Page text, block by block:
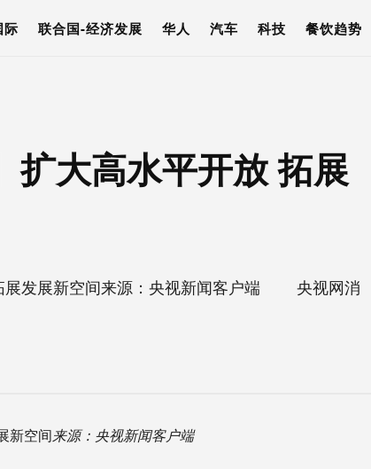
际 联合国-经济发展 华人 汽车 科技 餐饮趋势
扩大高水平开放 拓展
展发展新空间来源：央视新闻客户端 央视网消
新空间来源：央视新闻客户端